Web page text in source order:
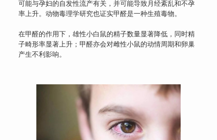
可能与孕妇的自发性流产有关，并可能导致月经紊乱和不孕
率上升。动物毒理学研究也证实甲醛是一种生殖毒物。
在甲醛的作用下，雄性小白鼠的精子数量显著降低，同时精
子畸形率显著上升；甲醛亦会对雌性小鼠的动情周期和卵巢
产生不利影响。